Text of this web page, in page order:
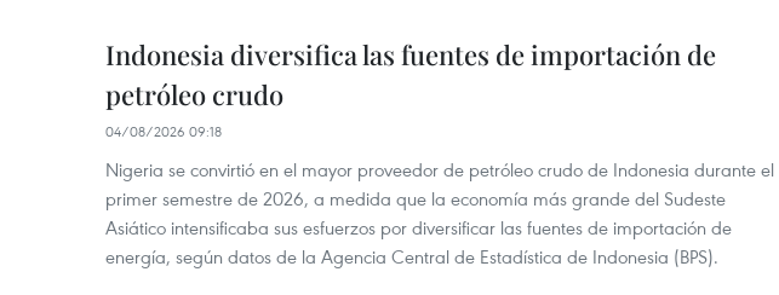
Indonesia diversifica las fuentes de importación de
petróleo crudo
04/08/2026 09:18
Nigeria se convirtió en el mayor proveedor de petróleo crudo de Indonesia durante el
primer semestre de 2026, a medida que la economía más grande del Sudeste
Asiático intensificaba sus esfuerzos por diversificar las fuentes de importación de
energía, según datos de la Agencia Central de Estadística de Indonesia (BPS).